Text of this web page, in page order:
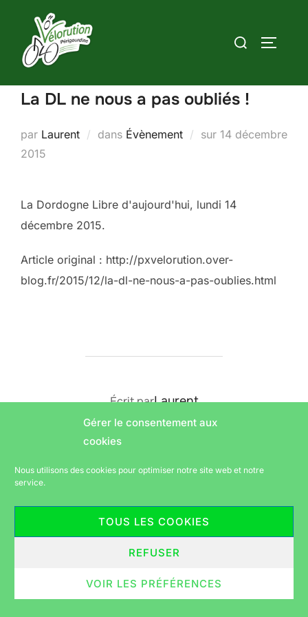
Gérer le consentement aux
cookies
Nous utilisons des cookies pour optimiser notre site web et notre
service.
TOUS LES COOKIES
REFUSER
VOIR LES PRÉFÉRENCES
contenu
Rechercher :
La DL ne nous a pas oubliés !
par Laurent dans Évènement sur Publié
14 décembre
2015
La Dordogne Libre d'aujourd'hui, lundi 14
décembre 2015.
Article original : http://pxvelorution.over-
blog.fr/2015/12/la-dl-ne-nous-a-pas-oublies.html
AUTEUR DE LA PUBLICATION
Écrit parLaurent
Politique de confidentialité
Copyright © 2026 Vélorution périgourdine
Inspiro ThemeparWPZOOM